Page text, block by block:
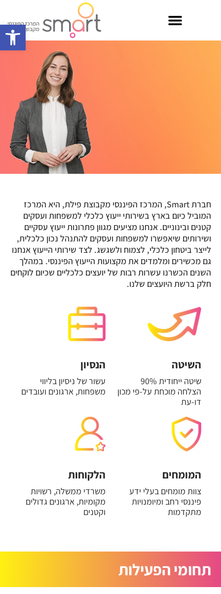
פתח
תהליכי ליווי וייעוץ
פיננסי להתנהלות
כלכלית נכונה
תוצאות מדהימות ב-90 יום
חברת Smart, המרכז הפיננסי מקבוצת פילת, היא המרכז
המוביל כיום בארץ בשירותי ייעוץ כלכלי למשפחות ועסקים
קטנים ובינוניים. אנחנו מציעים מגוון פתרונות ייעוץ עסקיים
ושירותים שיאפשרו למשפחות ועסקים להתנהל נכון כלכלית,
לייצר ביטחון כלכלי, לצמוח ולשגשג. לצד שירותי הייעוץ אנחנו
גם מכשירים ומלמדים את מקצועות הייעוץ הפיננסי. במהלך
השנים הכשרנו עשרות רבות של יועצים כלכליים שכיום לוקחים
חלק ברשת היועצים שלנו.
השיטה
שיטה ייחודית 90%
הצלחה מוכחת על-פי מכון
דו-עת
הנסיון
עשור של ניסיון בליווי
משפחות, ארגונים ועובדים
המומחים
צוות מומחים בעלי ידע
פיננסי רחב ומיומנויות
מתקדמות
הלקוחות
משרדי ממשלה, רשויות
מקומיות, ארגונים גדולים
וקטנים
תחומי הפעילות